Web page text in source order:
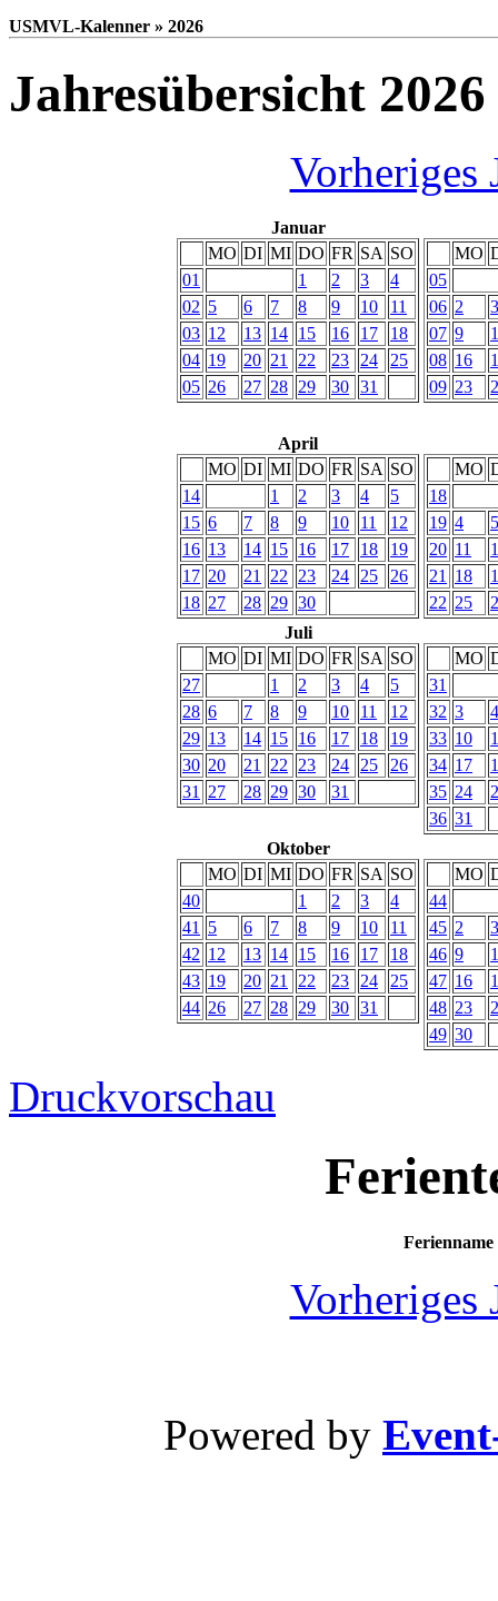
USMVL-Kalenner » 2026
Jahresübersicht 2026
Vorheriges
Januar
MO DI MI DO FR SA SO
01
1 2 3
4
02 5 6 7 8 9 10
11
03 12 13 14 15 16 17
18
04 19 20 21 22 23 24
25
05 26 27 28 29 30 31
MO
05
06 2
3
07 9
08 16
09 23
April
MO DI MI DO FR SA SO
14
1 2 3 4
5
15 6 7 8 9 10 11
12
16 13 14 15 16 17 18
19
17 20 21 22 23 24 25
26
18 27 28 29 30
MO
18
19 4
5
20 11
21
18
22 25
Juli
MO DI MI DO FR SA SO
27
1 2 3 4
5
28 6 7 8 9 10 11
12
29 13 14 15 16 17 18
19
30 20 21 22 23 24 25
26
31
27 28 29 30 31
MO
31
32 3
4
33 10
34 17
35 24
36 31
Oktober
MO DI MI DO FR SA SO
40
1 2 3
4
41
5 6 7 8 9 10
11
42 12 13 14 15 16 17
18
43 19 20 21 22 23 24
25
44 26 27 28 29 30 31
MO
44
45 2
3
46 9
47 16
48 23
49 30
Druckvorschau
Ferienname
Vorheriges
Powered by